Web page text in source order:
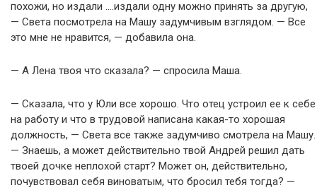
похожи, но издали ….издали одну можно принять за другую,
— Света посмотрела на Машу задумчивым взглядом. — Все
это мне не нравится, — добавила она.
— А Лена твоя что сказала? — спросила Маша.
— Сказала, что у Юли все хорошо. Что отец устроил ее к себе
на работу и что в трудовой написана какая-то хорошая
должность, — Света все также задумчиво смотрела на Машу.
— Знаешь, а может действительно твой Андрей решил дать
твоей дочке неплохой старт? Может он, действительно,
почувствовал себя виноватым, что бросил тебя тогда? —